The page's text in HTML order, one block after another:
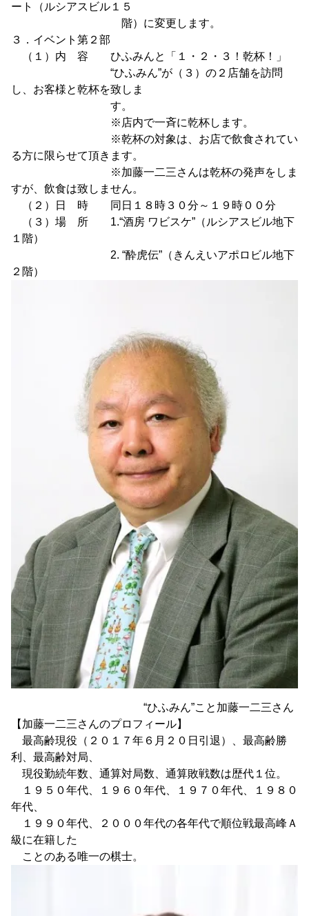
ート（ルシアスビル１５
階）に変更します。
３．イベント第２部
（１）内 容 ひふみんと「１・２・３！乾杯！」
“ひふみん”が（３）の２店舗を訪問
し、お客様と乾杯を致しま
す。
※店内で一斉に乾杯します。
※乾杯の対象は、お店で飲食されてい
る方に限らせて頂きます。
※加藤一二三さんは乾杯の発声をしま
すが、飲食は致しません。
（２）日 時 同日１８時３０分～１９時００分
（３）場 所 1.“酒房 ワビスケ”（ルシアスビル地下
１階）
2. “酔虎伝”（きんえいアポロビル地下
２階）
“ひふみん”こと加藤一二三さん
【加藤一二三さんのプロフィール】
最高齢現役（２０１７年６月２０日引退）、最高齢勝
利、最高齢対局、
現役勤続年数、通算対局数、通算敗戦数は歴代１位。
１９５０年代、１９６０年代、１９７０年代、１９８０
年代、
１９９０年代、２０００年代の各年代で順位戦最高峰Ａ
級に在籍した
ことのある唯一の棋士。